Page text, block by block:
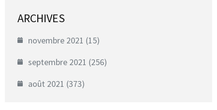
ARCHIVES
novembre 2021 (15)
septembre 2021 (256)
août 2021 (373)